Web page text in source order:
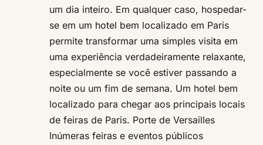
um dia inteiro. Em qualquer caso, hospedar-
se em um hotel bem localizado em Paris
permite transformar uma simples visita em
uma experiência verdadeiramente relaxante,
especialmente se você estiver passando a
noite ou um fim de semana. Um hotel bem
localizado para chegar aos principais locais
de feiras de Paris. Porte de Versailles
Inúmeras feiras e eventos públicos